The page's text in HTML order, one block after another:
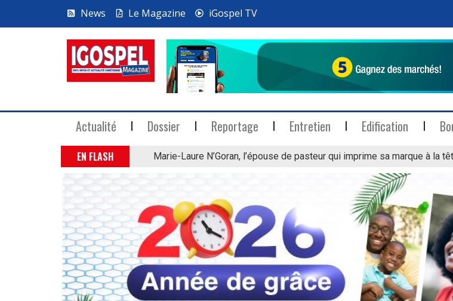
News Le Magazine iGospel TV
Actualité Dossier Reportage Entretien Edification
EN FLASH Marie-Laure N’Goran, l’épouse de pasteur qui imprime sa marque à la